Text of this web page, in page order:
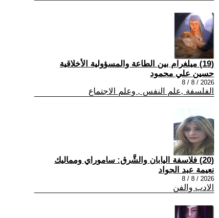
(19) ميلغرام بين الطاعة والمسؤولية الأخلاقية
حسين علي محمود
2026 / 8 / 8
الفلسفة ,علم النفس , وعلم الاجتماع
(20) فلاسفة اليابان والشَّرق: ساموراي ومماليك
نعيمة عبد الجواد
2026 / 8 / 8
الادب والفن